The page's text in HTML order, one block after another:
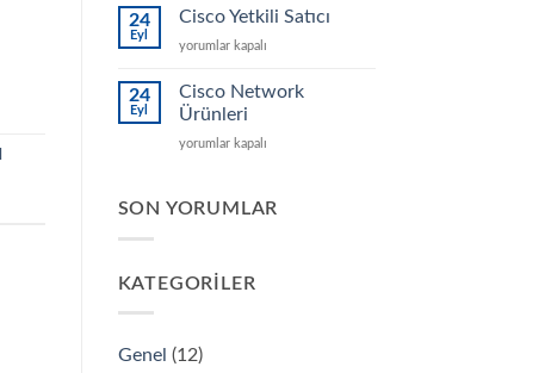
Fiyatı
24
Eyl
Cisco Yetkili Satıcı
Cisco
Satıcı
için
yorumlar kapalı
24
Eyl
Cisco Network
Ürünleri
Cisco
için
yorumlar kapalı
SON YORUMLAR
KATEGORILER
Genel (12)